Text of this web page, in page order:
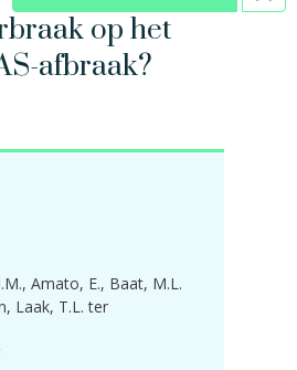
op het
afbraak?
Amato, E. Baat, M.L.
Laak, T.L. ter